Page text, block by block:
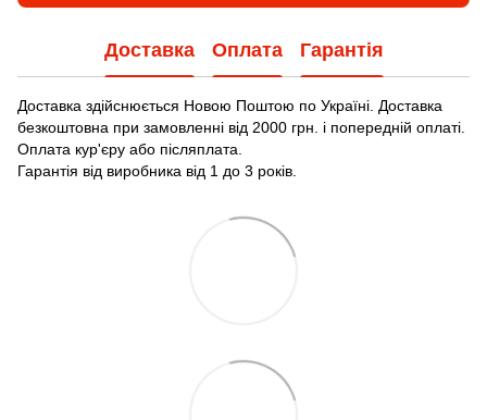
Доставка Оплата Гарантія
Доставка здійснюється Новою Поштою по Україні. Доставка
безкоштовна при замовленні від 2000 грн. і попередній оплаті.
Оплата кур'єру або післяплата.
Гарантія від виробника від 1 до 3 років.